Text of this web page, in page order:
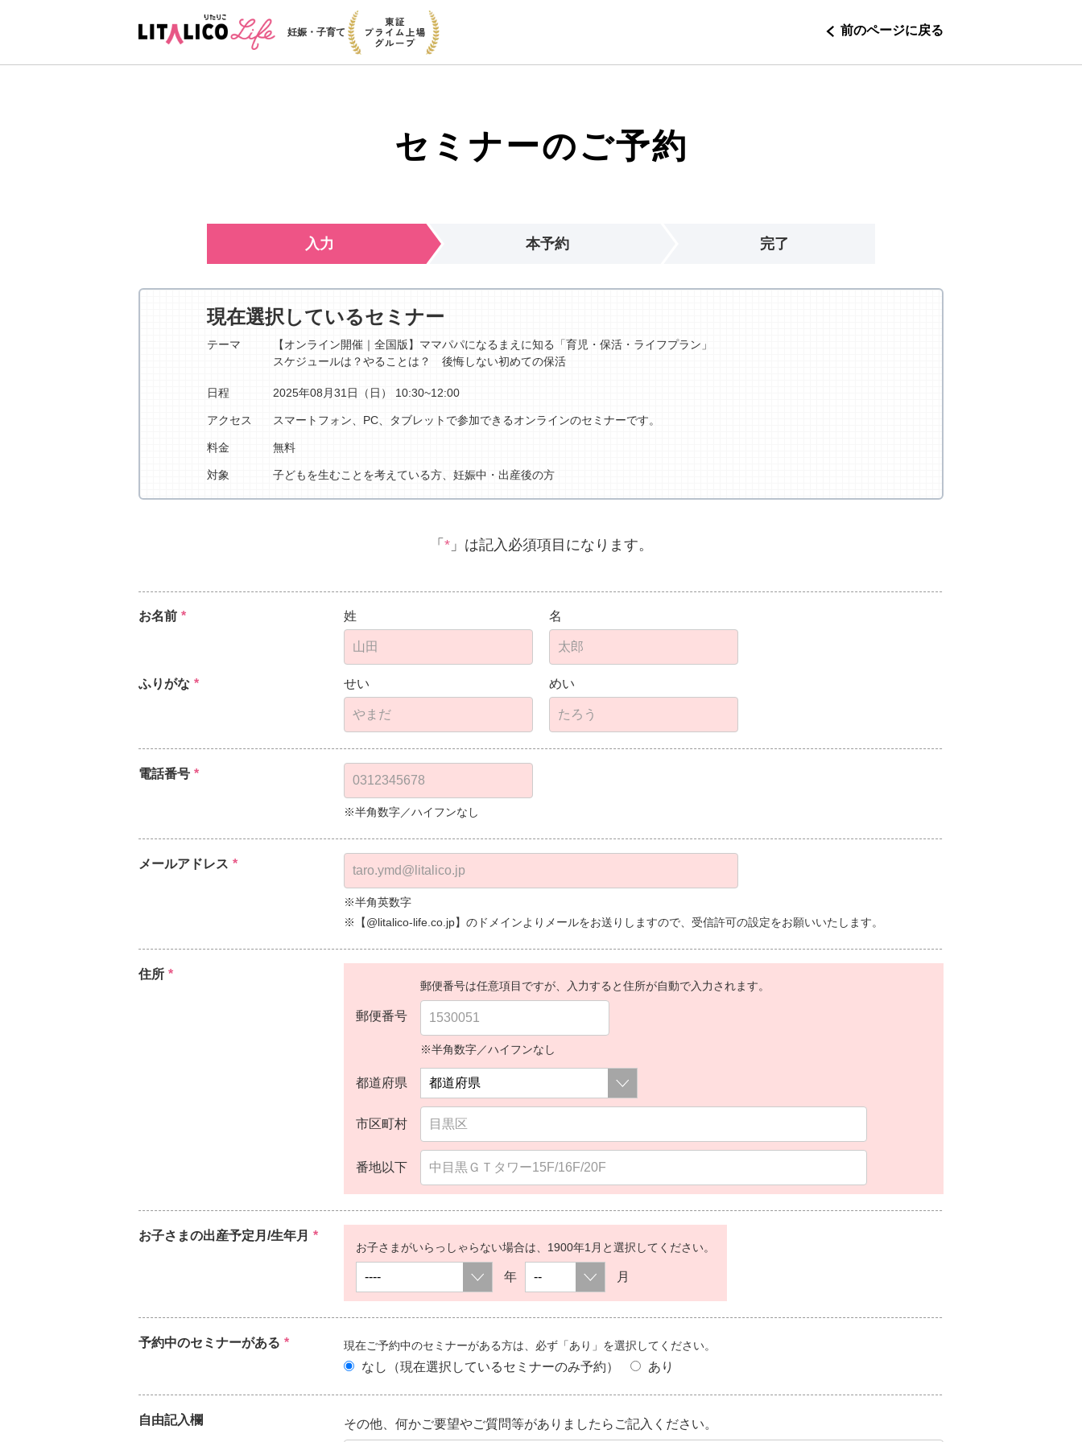
妊娠・子育て 前のページに戻る
セミナーのご予約
入力 本予約 完了
現在選択しているセミナー
テーマ
【オンライン開催｜全国版】ママパパになるまえに知る「育児・保活・ライフプラン」
スケジュールは？やることは？ 後悔しない初めての保活
日程 2025年08月31日（日） 10:30~12:00
アクセス スマートフォン、PC、タブレットで参加できるオンラインのセミナーです。
料金 無料
対象 子どもを生むことを考えている方、妊娠中・出産後の方
「 *」は記入必須項目になります。
お名前 * 姓 名
ふりがな * せい めい
電話番号 *
※半角数字／ハイフンなし
メールアドレス *
※半角英数字
※【@litalico-life.co.jp】のドメインよりメールをお送りしますので、受信許可の設定をお願いいたします。
住所 *
郵便番号
郵便番号は任意項目ですが、入力すると住所が自動で入力されます。
※半角数字／ハイフンなし
都道府県
市区町村
番地以下
お子さまの出産予定月/生年月 *
お子さまがいらっしゃらない場合は、1900年1月と選択してください。
年 月
予約中のセミナーがある * 現在ご予約中のセミナーがある方は、必ず「あり」を選択してください。
なし（現在選択しているセミナーのみ予約） あり
自由記入欄 その他、何かご要望やご質問等がありましたらご記入ください。